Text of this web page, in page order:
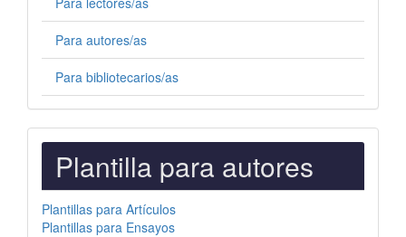
Para autores/as
Para bibliotecarios/as
PLANTILLAS
PARA
AUTORES
Plantilla para autores
Plantillas para Artículos
Plantillas para Ensayos